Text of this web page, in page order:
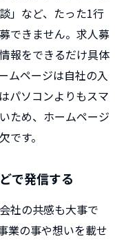
」など、たった1行
できません。求人募
報をできるだけ具体
ムページは自社の入
パソコンよりもスマ
ため、ホームページ
です。
で発信する
社の共感も大事で
業の事や想いを載せ